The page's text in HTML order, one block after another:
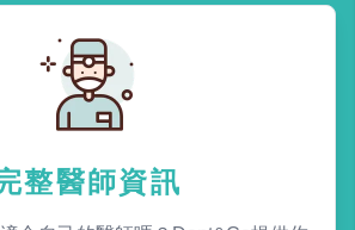
整醫師資訊